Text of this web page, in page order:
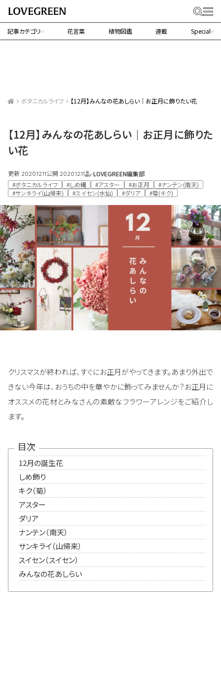
記事カテゴリ 花言葉 植物図鑑 連載 Special
ボタニカルライフ 【12月】みんなの花あしらい｜お正月に飾りたい花
【12月】みんなの花あしらい｜お正月に飾りた
い花
更新 2020.12.11公開 2020.12.11
LOVEGREEN編集部
#ボタニカルライフ
#しめ縄 #アスター #お正月
#ナンテン(南天)
#サンキライ(山帰来)
#スイセン(水仙) #ダリア #菊(キク)
クリスマスが終われば、すぐにお正月がやってきます。あまり外出で
きない今年は、おうちの中を華やかに飾ってみませんか？お正月に
オススメの花材とみなさんの素敵なフラワーアレンジをご紹介し
ます。
目次
12月の誕生花
しめ飾り
キク（菊）
アスター
ダリア
ナンテン（南天）
サンキライ（山帰来）
スイセン（スイセン）
みんなの花あしらい